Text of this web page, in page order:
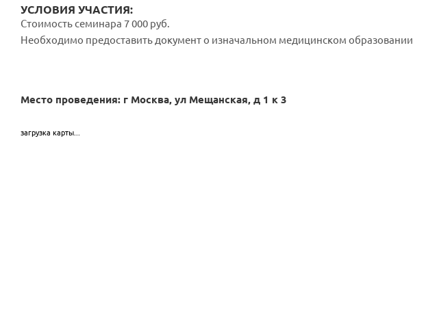
УСЛОВИЯ УЧАСТИЯ:
Стоимость семинара 7 000 руб.
Необходимо предоставить документ о изначальном медицинском образовании
Место проведения: г Москва, ул Мещанская, д 1 к 3
загрузка карты...